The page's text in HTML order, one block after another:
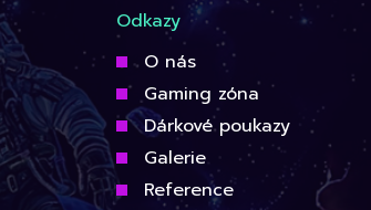
Odkazy
O nás
Gaming zóna
Dárkové poukazy
Galerie
Reference